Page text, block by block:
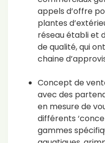
appels d’offre
plantes
réseau établi et
de qualité, qui
chaine
Concept de
avec des
en mesure de
différents
gammes